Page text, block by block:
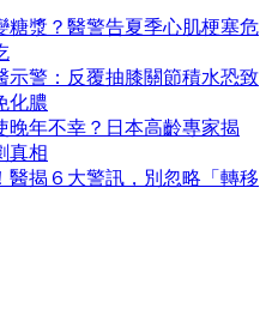
糖漿？醫警告夏季心肌梗塞危
示警：反覆抽膝關節積水恐致
化膿
晚年不幸？日本高齡專家揭
真相
醫揭６大警訊，別忽略「轉移